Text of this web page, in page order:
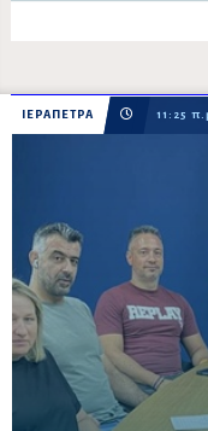
ΙΕΡΑΠΕΤΡΑ 11:25